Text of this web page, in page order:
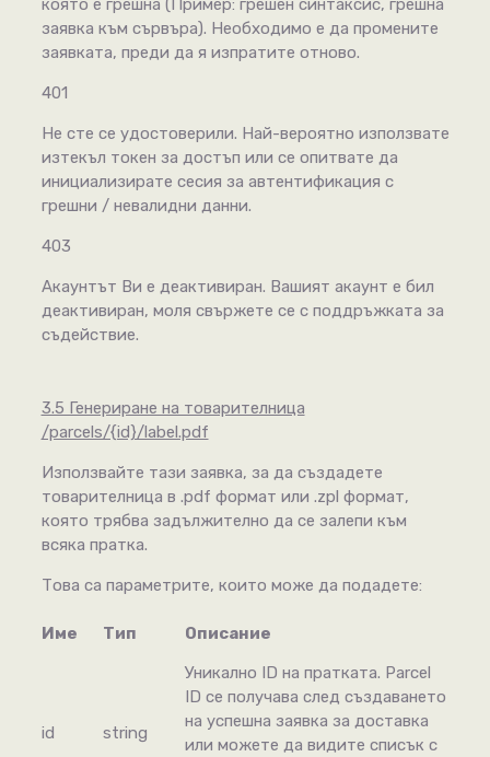
която е грешна (Пример: грешен синтаксис, грешна
заявка към сървъра). Необходимо е да промените
заявката, преди да я изпратите отново.
401
Не сте се удостоверили. Най-вероятно използвате
изтекъл токен за достъп или се опитвате да
инициализирате сесия за автентификация с
грешни / невалидни данни.
403
Акаунтът Ви е деактивиран. Вашият акаунт е бил
деактивиран, моля свържете се с поддръжката за
съдействие.
3.5 Генериране на товарителница
/parcels/{id}/label.pdf
Използвайте тази заявка, за да създадете
товарителница в .pdf формат или .zpl формат,
която трябва задължително да се залепи към
всяка пратка.
Това са параметрите, които може да подадете:
Име Тип Описание
id string
Уникално ID на пратката. Parcel
ID се получава след създаването
на успешна заявка за доставка
или можете да видите списък с